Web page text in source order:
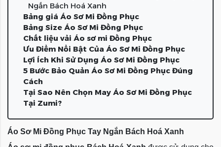
Ngắn Bách Hoá Xanh
Bảng giá Áo Sơ Mi Đồng Phục
Bảng Size Áo Sơ Mi Đồng Phục
Chất liệu vải Áo sơ mi Đồng Phục
Ưu Điểm Nổi Bật Của Áo Sơ Mi Đồng Phục
Lợi Ích Khi Sử Dụng Áo Sơ Mi Đồng Phục
5 Bước Bảo Quản Áo Sơ Mi Đồng Phục Đúng
Cách
Tại Sao Nên Chọn May Áo Sơ Mi Đồng Phục
Tại Zumi?
Áo Sơ Mi Đồng Phục Tay Ngắn Bách Hoá Xanh